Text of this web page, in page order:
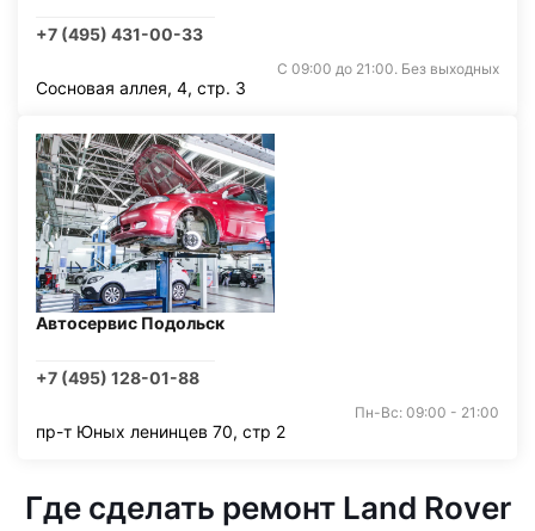
+7 (495) 431-00-33
С 09:00 до 21:00. Без выходных
Сосновая аллея, 4, стр. 3
Автосервис Подольск
+7 (495) 128-01-88
Пн-Вс: 09:00 - 21:00
пр-т Юных ленинцев 70, стр 2
Где сделать ремонт Land Rover